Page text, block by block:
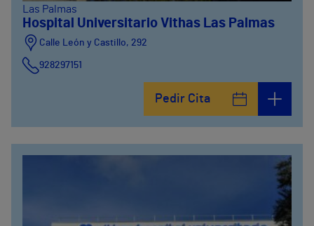
Las Palmas
Hospital Universitario Vithas Las Palmas
Calle León y Castillo, 292
928297151
Pedir Cita